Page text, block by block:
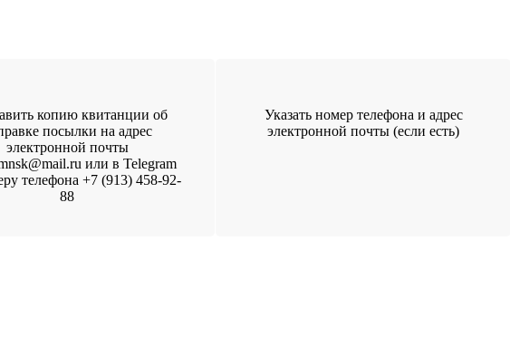
копию квитанции об
посылки на адрес
электронной почты
или в Telegram
телефона +7 (913) 458-92-
88
Указать номер телефона и адрес
электронной почты (если есть)